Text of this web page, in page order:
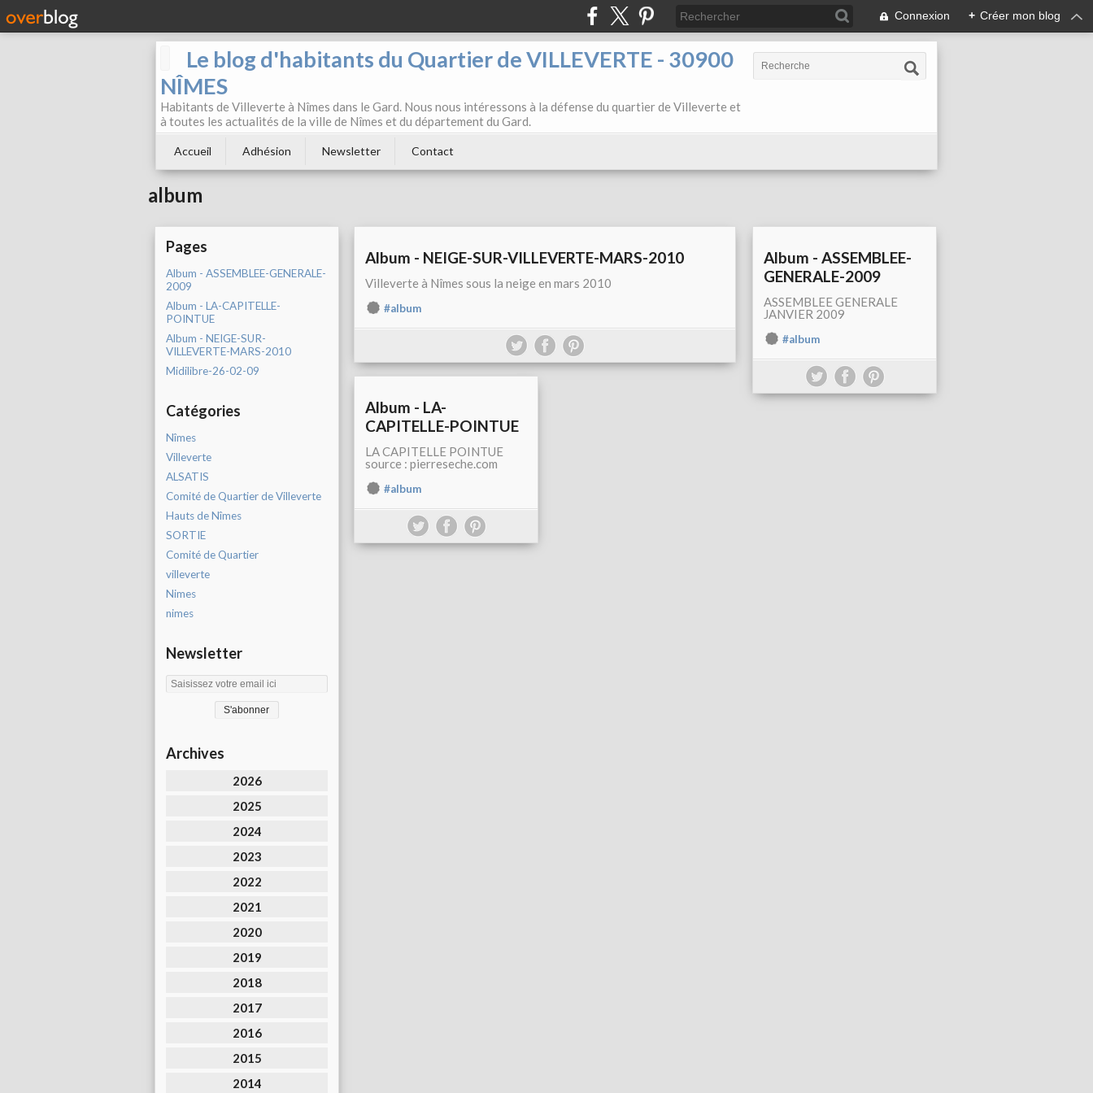
Connexion + Créer mon blog
Le blog d'habitants du Quartier de VILLEVERTE - 30900
NÎMES
Habitants de Villeverte à Nîmes dans le Gard. Nous nous intéressons à la défense du quartier de Villeverte et
à toutes les actualités de la ville de Nîmes et du département du Gard.
Accueil Adhésion Newsletter Contact
album
Pages
Album - ASSEMBLEE-GENERALE-
2009
Album - LA-CAPITELLE-
POINTUE
Album - NEIGE-SUR-
VILLEVERTE-MARS-2010
Midilibre-26-02-09
Catégories
Nîmes
Villeverte
ALSATIS
Comité de Quartier de Villeverte
Hauts de Nîmes
SORTIE
Comité de Quartier
villeverte
Nimes
nimes
Newsletter
Archives
2026
2025
2024
2023
2022
2021
2020
2019
2018
2017
2016
2015
2014
Album - NEIGE-SUR-VILLEVERTE-MARS-2010
Villeverte à Nîmes sous la neige en mars 2010
#album
Album - ASSEMBLEE-
GENERALE-2009
ASSEMBLEE GENERALE
JANVIER 2009
#album
Album - LA-
CAPITELLE-POINTUE
LA CAPITELLE POINTUE
source : pierreseche.com
#album